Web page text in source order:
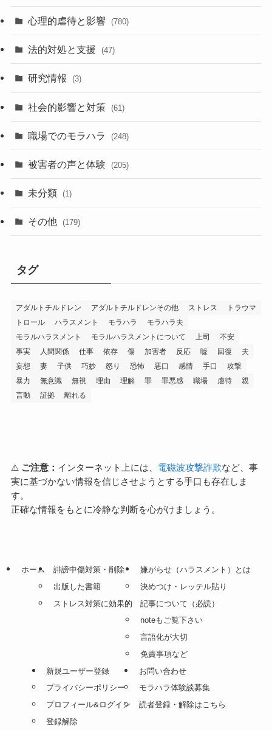
心理的虐待と影響 (780)
法的対処と支援 (47)
研究情報 (3)
社会的影響と対策 (61)
職場でのモラハラ (248)
被害者の声と体験 (205)
未分類 (1)
その他 (179)
タグ
アダルトチルドレン アダルトチルドレンその他 ストレス
トラウマ
トロール
ハラスメント モラハラ
モラハラ夫
モラルハラスメント
モラルハラスメントについて 上司
不安
事実
人間関係 仕事 依存 傷 加害者 反応 嘘 回復
夫
妄想
妻 子供 巧妙 怒り 恐怖 悪口 感情 手口
攻撃
暴力
無意識 無視 理由 理解 罪 罪悪感 職場 虐待
親
言動
証拠 離れる
⚠️ ご注意： インターネット上には、 電磁波攻撃詐欺など、事
実に基づかない情報を信じさせようとする手口も存在しま
す。
正確な情報をもとに冷静な判断を心がけましょう。
ホーム
誹謗中傷対策・削除
出版した書籍
ストレス対策に効果的
嫌がらせ（ハラスメント）とは
決めつけ・レッテル貼り
記事について（必読）
noteもご覧下さい
言語化が大切
免責事項など
新規ユーザー登録
プライバシーポリシー
プロフィール&ログイン
登録解除
お問い合わせ
モラハラ体験談募集
読者登録・解除はこちら